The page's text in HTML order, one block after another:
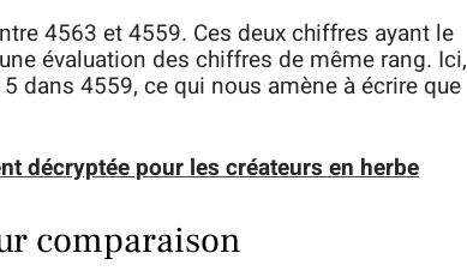
4563 et 4559. Ces deux chiffres ayant le
évaluation des chiffres de même rang. Ici,
dans 4559, ce qui nous amène à écrire que
décryptée pour les créateurs en herbe
comparaison